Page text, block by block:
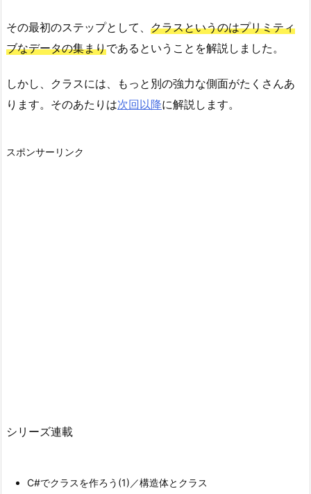
その最初のステップとして、 クラスというのはプリミティ
ブなデータの集まりであるということを解説しました。
しかし、クラスには、もっと別の強力な側面がたくさんあ
ります。そのあたりは次回以降に解説します。
スポンサーリンク
シリーズ連載
C#でクラスを作ろう(1)／構造体とクラス